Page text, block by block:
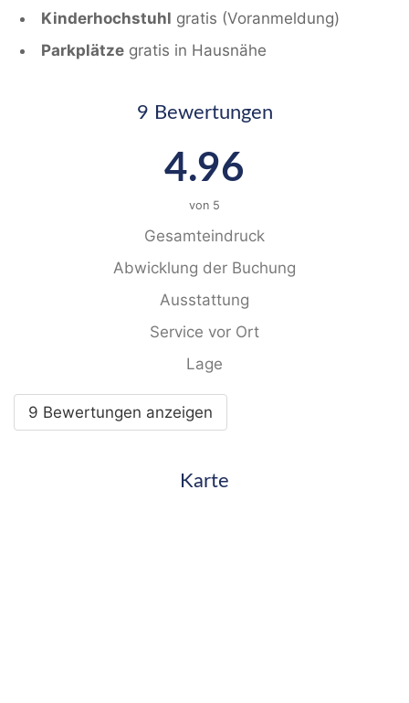
Kinderhochstuhl gratis (Voranmeldung)
Parkplätze gratis in Hausnähe
9 Bewertungen
4.96
von 5
Gesamteindruck
Abwicklung der Buchung
Ausstattung
Service vor Ort
Lage
9 Bewertungen anzeigen
Karte